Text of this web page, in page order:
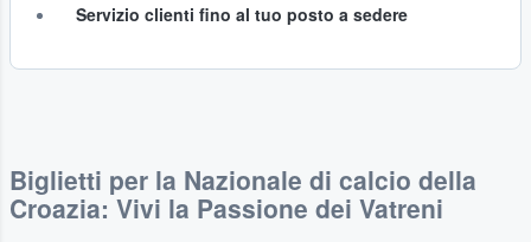
Servizio clienti fino al tuo posto a sedere
Biglietti per la Nazionale di calcio della
Croazia: Vivi la Passione dei Vatreni